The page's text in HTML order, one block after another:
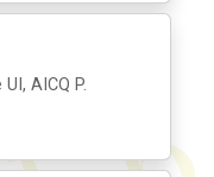
AICQ P.